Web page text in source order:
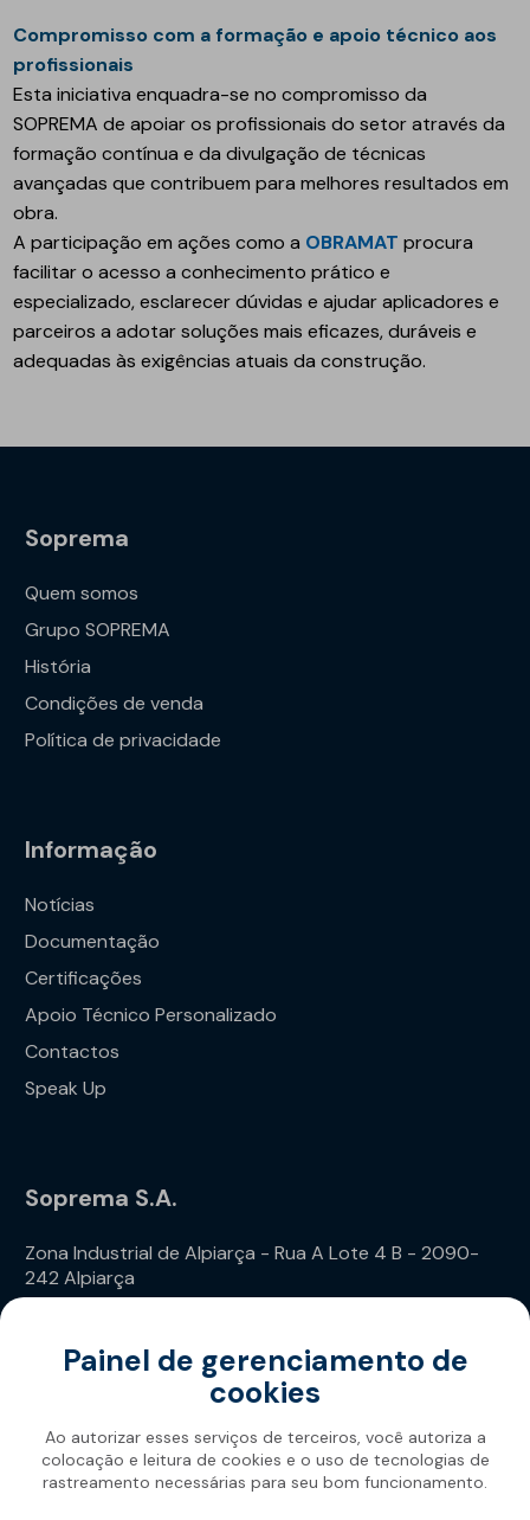
Compromisso com a formação e apoio técnico aos
profissionais
Esta iniciativa enquadra-se no compromisso da
SOPREMA de apoiar os profissionais do setor através da
formação contínua e da divulgação de técnicas
avançadas que contribuem para melhores resultados em
obra.
A participação em ações como a OBRAMATprocura
facilitar o acesso a conhecimento prático e
especializado, esclarecer dúvidas e ajudar aplicadores e
parceiros a adotar soluções mais eficazes, duráveis e
adequadas às exigências atuais da construção.
Soprema
Quem somos
Grupo SOPREMA
História
Condições de venda
Política de privacidade
Informação
Notícias
Documentação
Certificações
Apoio Técnico Personalizado
Contactos
Speak Up
Soprema S.A.
Zona Industrial de Alpiarça - Rua A Lote 4 B - 2090-
242 Alpiarça
Painel de gerenciamento de
cookies
Ao autorizar esses serviços de terceiros, você autoriza a
colocação e leitura de cookies e o uso de tecnologias de
rastreamento necessárias para seu bom funcionamento.